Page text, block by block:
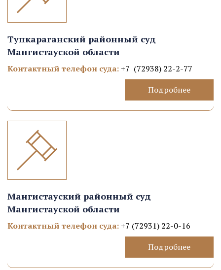
Тупкараганский районный суд
Мангистауской области
Контактный телефон суда: +7 (72938) 22-2-77
Подробнее
Мангистауский районный суд
Мангистауской области
Контактный телефон суда: +7 (72931) 22-0-16
Подробнее